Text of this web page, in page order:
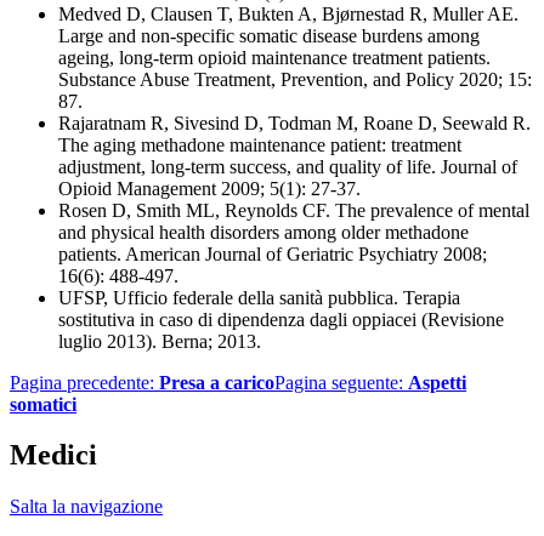
Medved D, Clausen T, Bukten A, Bjørnestad R, Muller AE.
Large and non-specific somatic disease burdens among
ageing, long-term opioid maintenance treatment patients.
Substance Abuse Treatment, Prevention, and Policy 2020; 15:
87.
Rajaratnam R, Sivesind D, Todman M, Roane D, Seewald R.
The aging methadone maintenance patient: treatment
adjustment, long-term success, and quality of life. Journal of
Opioid Management 2009; 5(1): 27-37.
Rosen D, Smith ML, Reynolds CF. The prevalence of mental
and physical health disorders among older methadone
patients. American Journal of Geriatric Psychiatry 2008;
16(6): 488-497.
UFSP, Ufficio federale della sanità pubblica. Terapia
sostitutiva in caso di dipendenza dagli oppiacei (Revisione
luglio 2013). Berna; 2013.
Pagina precedente: Presa a caricoPagina seguente: Aspetti
somatici
Medici
Salta la navigazione